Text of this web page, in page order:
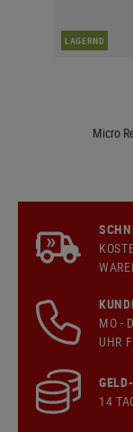
LAGERND
Micro
MO -
UHR
14